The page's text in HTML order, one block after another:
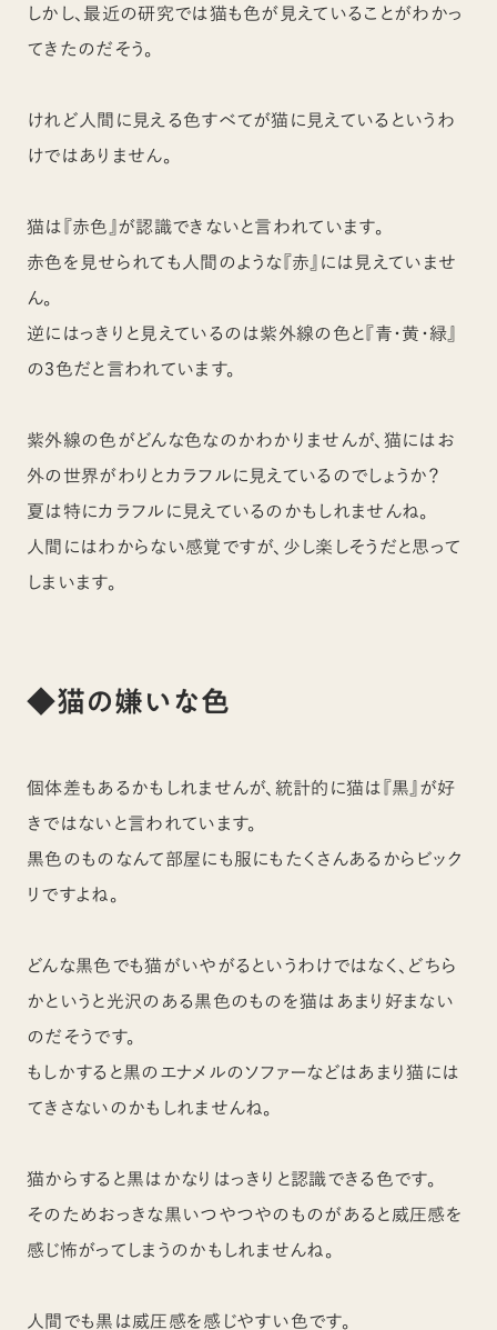
しかし、最近の研究では猫も色が見えていることがわかっ
てきたのだそう。
けれど人間に見える色すべてが猫に見えているというわ
けではありません。
猫は『赤色』が認識できないと言われています。
赤色を見せられても人間のような『赤』には見えていませ
ん。
逆にはっきりと見えているのは紫外線の色と『青・黄・緑』
の3色だと言われています。
紫外線の色がどんな色なのかわかりませんが、猫にはお
外の世界がわりとカラフルに見えているのでしょうか？
夏は特にカラフルに見えているのかもしれませんね。
人間にはわからない感覚ですが、少し楽しそうだと思って
しまいます。
◆猫の嫌いな色
個体差もあるかもしれませんが、統計的に猫は『黒』が好
きではないと言われています。
黒色のものなんて部屋にも服にもたくさんあるからビック
リですよね。
どんな黒色でも猫がいやがるというわけではなく、どちら
かというと光沢のある黒色のものを猫はあまり好まない
のだそうです。
もしかすると黒のエナメルのソファーなどはあまり猫には
てきさないのかもしれませんね。
猫からすると黒はかなりはっきりと認識できる色です。
そのためおっきな黒いつやつやのものがあると威圧感を
感じ怖がってしまうのかもしれませんね。
人間でも黒は威圧感を感じやすい色です。